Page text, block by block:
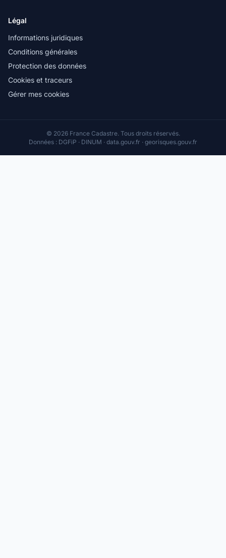
Légal
Informations juridiques
Conditions générales
Protection des données
Cookies et traceurs
Gérer mes cookies
© 2026 France Cadastre. Tous droits réservés.
Données : DGFiP · DINUM · data.gouv.fr · georisques.gouv.fr